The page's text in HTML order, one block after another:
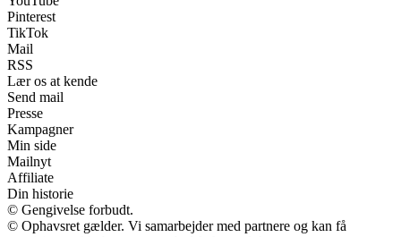
Pinterest
TikTok
Mail
RSS
Lær os at kende
Send mail
Presse
Kampagner
Min side
Mailnyt
Affiliate
Din historie
© Gengivelse forbudt.
© Ophavsret gælder. Vi samarbejder med partnere og kan få